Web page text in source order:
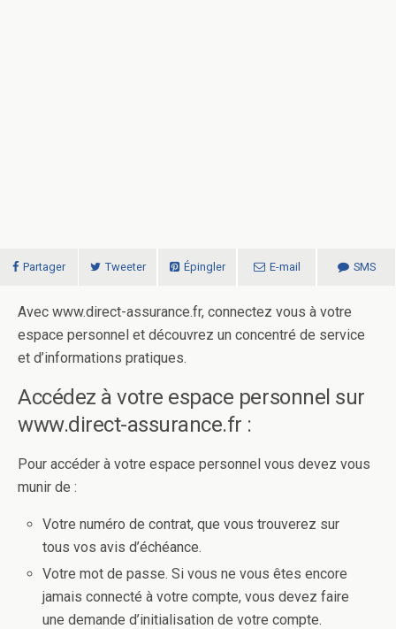
Partager Tweeter Épingler E-mail SMS
Avec www.direct-assurance.fr, connectez vous à votre
espace personnel et découvrez un concentré de service
et d’informations pratiques.
Accédez à votre espace personnel sur
www.direct-assurance.fr :
Pour accéder à votre espace personnel vous devez vous
munir de :
Votre numéro de contrat, que vous trouverez sur
tous vos avis d’échéance.
Votre mot de passe. Si vous ne vous êtes encore
jamais connecté à votre compte, vous devez faire
une demande d’initialisation de votre compte.